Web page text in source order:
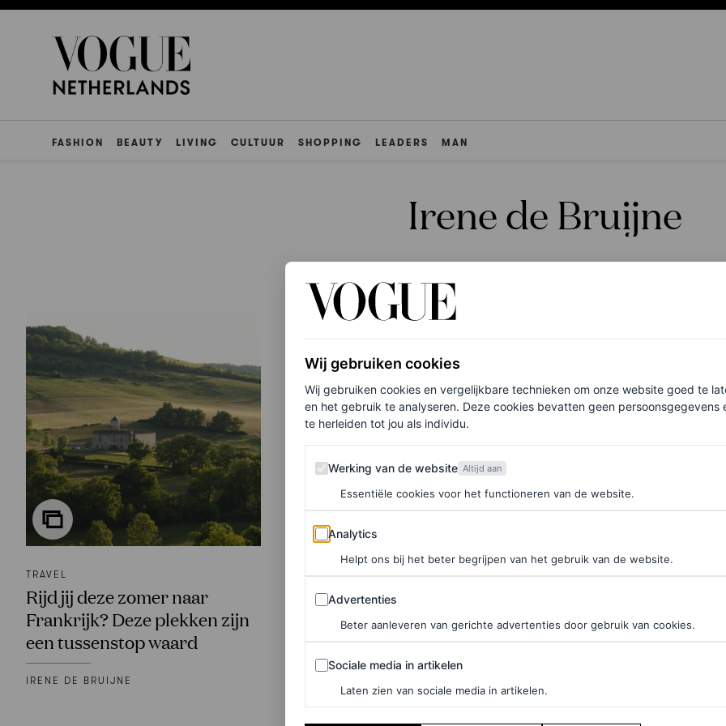
FASHION BEAUTY LIVING CULTUUR SHOPPING LEADERS MAN
Irene de Bruijne
TRAVEL
Rijd jij deze zomer naar
Frankrijk? Deze plekken zijn
een tussenstop waard
IRENE DE BRUIJNE
Wij gebruiken cookies
Wij gebruiken cookies en vergelijkbare technieken om onze website goed te
en het gebruik te analyseren. Deze cookies bevatten geen persoonsgegevens
te herleiden tot jou als individu.
Werking van de website
Werking van de website Altijd aan
Essentiële cookies voor het functioneren van de website.
Analytics
Analytics
Helpt ons bij het beter begrijpen van het gebruik van de website.
Advertenties
Advertenties
Beter aanleveren van gerichte advertenties door gebruik van cookies.
Sociale media in artikelen
Sociale media in artikelen
Laten zien van sociale media in artikelen.